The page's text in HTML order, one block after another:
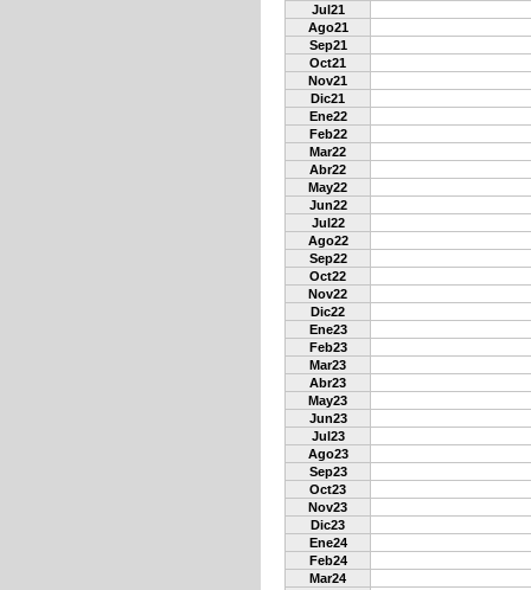
Jul21
Ago21
Sep21
Oct21
Nov21
Dic21
Ene22
Feb22
Mar22
Abr22
May22
Jun22
Jul22
Ago22
Sep22
Oct22
Nov22
Dic22
Ene23
Feb23
Mar23
Abr23
May23
Jun23
Jul23
Ago23
Sep23
Oct23
Nov23
Dic23
Ene24
Feb24
Mar24